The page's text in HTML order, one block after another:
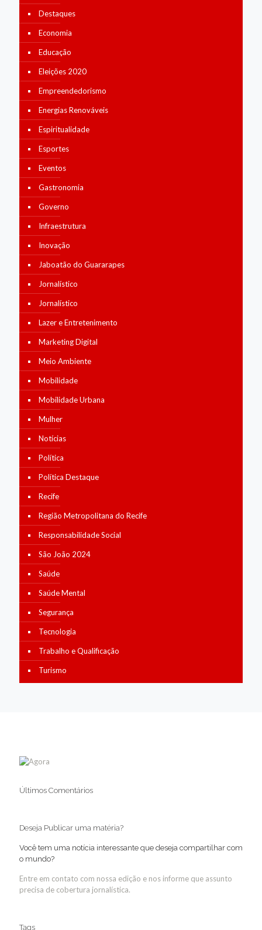
Destaques
Economia
Educação
Eleições 2020
Empreendedorismo
Energias Renováveis
Espiritualidade
Esportes
Eventos
Gastronomia
Governo
Infraestrutura
Inovação
Jaboatão do Guararapes
Jornalístico
Jornalístico
Lazer e Entretenimento
Marketing Digital
Meio Ambiente
Mobilidade
Mobilidade Urbana
Mulher
Notícias
Política
Política Destaque
Recife
Região Metropolitana do Recife
Responsabilidade Social
São João 2024
Saúde
Saúde Mental
Segurança
Tecnologia
Trabalho e Qualificação
Turismo
Últimos Comentários
Deseja Publicar uma matéria?
Você tem uma notícia interessante que deseja compartilhar com
o mundo?
Entre em contato com nossa edição e nos informe que assunto
precisa de cobertura jornalística.
Tags